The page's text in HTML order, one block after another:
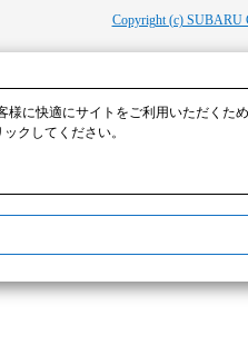
Copyright (c) SUBARU
様に快適にサイトをご利用いただく
クしてください。​